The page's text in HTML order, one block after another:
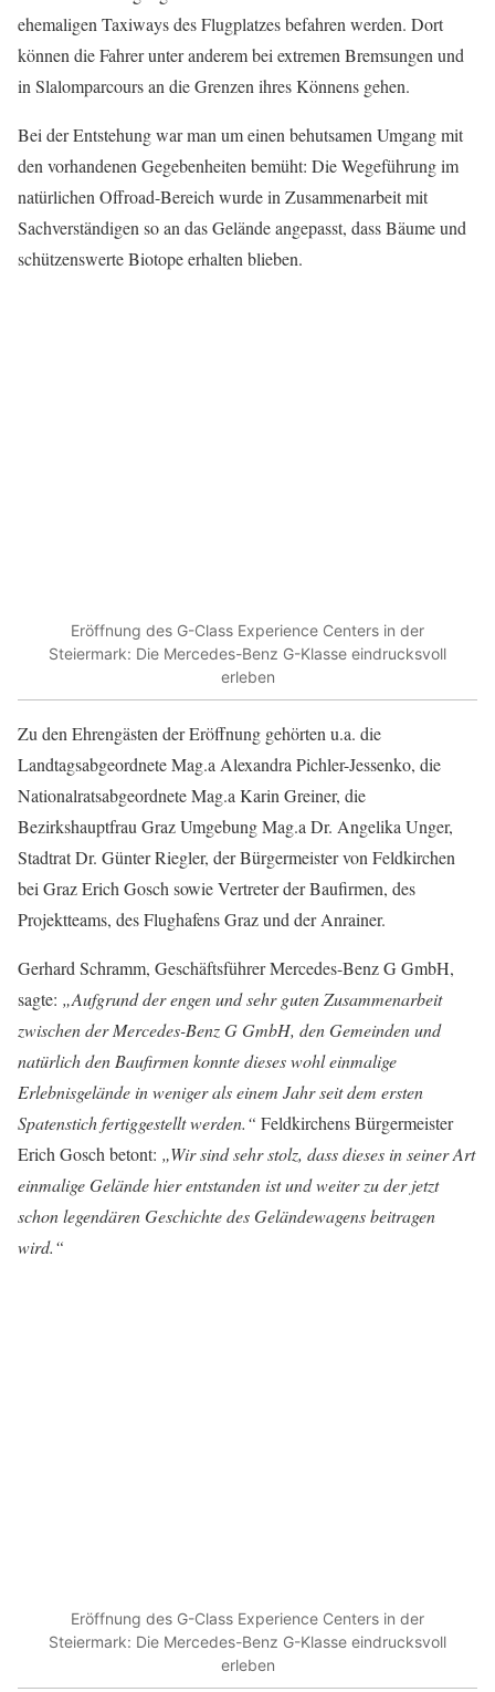
ehemaligen Taxiways des Flugplatzes befahren werden. Dort
können die Fahrer unter anderem bei extremen Bremsungen und
in Slalomparcours an die Grenzen ihres Könnens gehen.
Bei der Entstehung war man um einen behutsamen Umgang mit
den vorhandenen Gegebenheiten bemüht: Die Wegeführung im
natürlichen Offroad-Bereich wurde in Zusammenarbeit mit
Sachverständigen so an das Gelände angepasst, dass Bäume und
schützenswerte Biotope erhalten blieben.
Eröffnung des G-Class Experience Centers in der
Steiermark: Die Mercedes-Benz G-Klasse eindrucksvoll
erleben
Zu den Ehrengästen der Eröffnung gehörten u.a. die
Landtagsabgeordnete Mag.a Alexandra Pichler-Jessenko, die
Nationalratsabgeordnete Mag.a Karin Greiner, die
Bezirkshauptfrau Graz Umgebung Mag.a Dr. Angelika Unger,
Stadtrat Dr. Günter Riegler, der Bürgermeister von Feldkirchen
bei Graz Erich Gosch sowie Vertreter der Baufirmen, des
Projektteams, des Flughafens Graz und der Anrainer.
Gerhard Schramm, Geschäftsführer Mercedes-Benz G GmbH,
sagte: „Aufgrund der engen und sehr guten Zusammenarbeit
zwischen der Mercedes-Benz G GmbH, den Gemeinden und
natürlich den Baufirmen konnte dieses wohl einmalige
Erlebnisgelände in weniger als einem Jahr seit dem ersten
Spatenstich fertiggestellt werden.“ Feldkirchens Bürgermeister
Erich Gosch betont: „Wir sind sehr stolz, dass dieses in seiner Art
einmalige Gelände hier entstanden ist und weiter zu der jetzt
schon legendären Geschichte des Geländewagens beitragen
wird.“
Eröffnung des G-Class Experience Centers in der
Steiermark: Die Mercedes-Benz G-Klasse eindrucksvoll
erleben